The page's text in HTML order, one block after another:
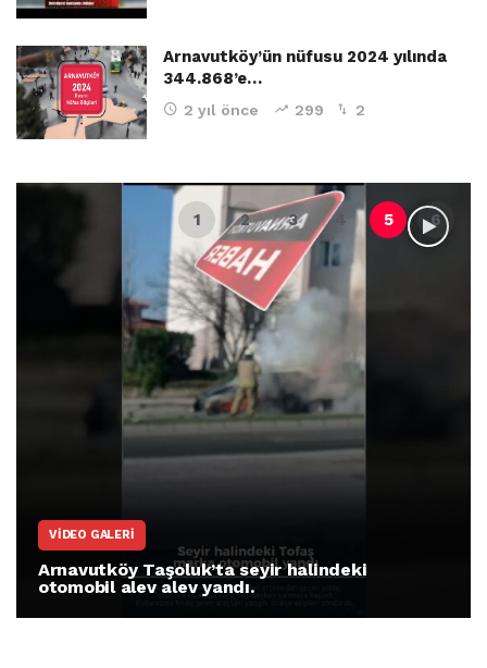
Arnavutköy’ün nüfusu 2024 yılında
344.868’e…
2 yıl önce 299 2
VIDEO GALERI
Arnavutköy Taşoluk’ta seyir halindeki
otomobil alev alev yandı.